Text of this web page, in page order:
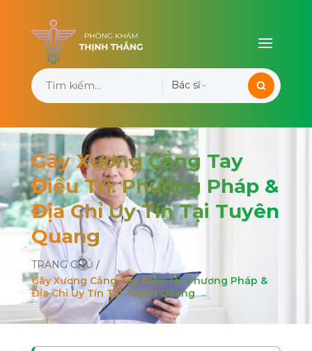
Bác sĩ
Gãy Xương Cẳng Tay
Điều Trị: Phương Pháp &
Địa Chỉ Uy Tín Tại Tuyên
Quang
TRANG CHỦ /
Gãy Xương Cẳng Tay Điều Trị: Phương Pháp &
Địa Chỉ Uy Tín Tại Tuyên Quang